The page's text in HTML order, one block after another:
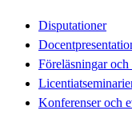
Disputationer
Föreläsningar och
Konferenser och